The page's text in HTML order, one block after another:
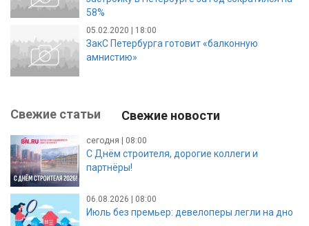
58%
05.02.2020 | 18:00
ЗакС Петербурга готовит «балконную
амнистию»
Свежие статьи Свежие новости
сегодня | 08:00
С Днём строителя, дорогие коллеги и
партнёры!
06.08.2026 | 08:00
Июль без премьер: девелоперы легли на дно